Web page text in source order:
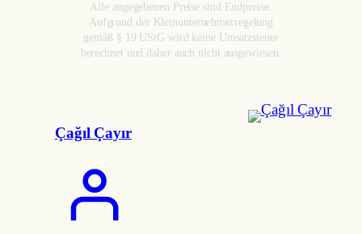
Alle angegebenen Preise sind Endpreise.
Aufgrund der Kleinunternehmerregelung
gemäß § 19 UStG wird keine Umsatzsteuer
berechnet und daher auch nicht ausgewiesen.
Çağıl Çayır